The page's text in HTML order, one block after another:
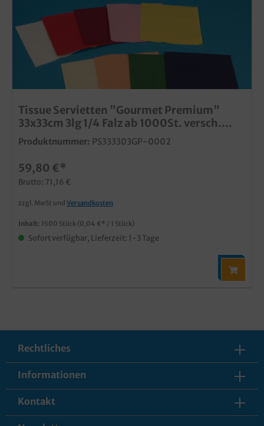
Tissue Servietten "Gourmet Premium"
33x33cm 3lg 1/4 Falz ab 1000St. versch.
Farben wählbar
Produktnummer: PS333303GP-0002
59,80 €*
Brutto: 71,16 €
zzgl. MwSt und Versandkosten
Inhalt: 1500 Stück (0,04 €* / 1 Stück)
Sofort verfügbar, Lieferzeit: 1-3 Tage
Rechtliches
Informationen
Kontakt